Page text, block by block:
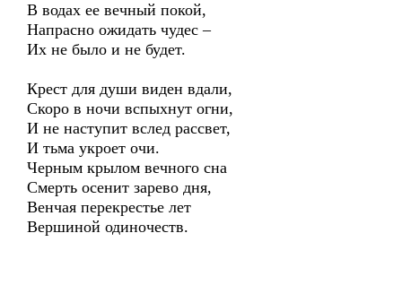
В водах ее вечный покой,
Напрасно ожидать чудес –
Их не было и не будет.
Крест для души виден вдали,
Скоро в ночи вспыхнут огни,
И не наступит вслед рассвет,
И тьма укроет очи.
Черным крылом вечного сна
Смерть осенит зарево дня,
Венчая перекрестье лет
Вершиной одиночеств.